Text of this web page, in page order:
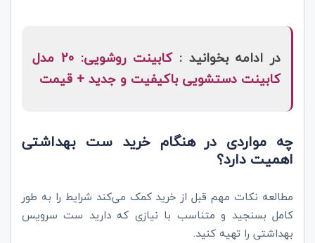
در ادامه بخوانید :
کابینت روشویی: 20 مدل
کابینت دستشویی باکیفیت و جدید + قیمت
چه مواردی در هنگام خرید ست بهداشتی
اهمیت دارد؟
مطالعه نکات مهم قبل از خرید کمک می‌کند شرایط را به طور
کامل بسنجید و متناسب با نیازی که دارید ست سرویس
بهداشتی را تهیه کنید.